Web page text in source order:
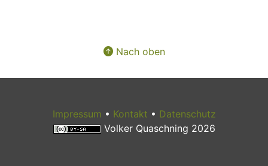
verharmlosen?Nach oben
Impressum • Kontakt • Datenschutz
Volker Quaschning 2026